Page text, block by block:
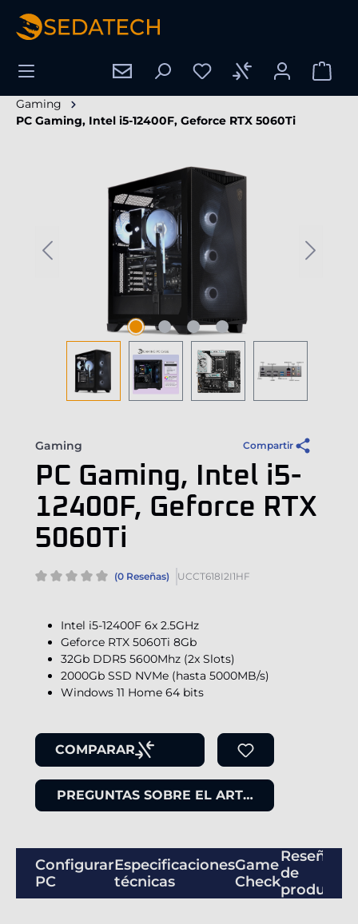
principal
Gaming
PC Gaming, Intel i5-12400F, Geforce RTX 5060Ti
Omitir galería de imágenes
Gaming Compartir
PC Gaming, Intel i5-
12400F, Geforce RTX
5060Ti
(0 Reseñas) UCCT618I2I1HF
Intel i5-12400F 6x 2.5GHz
Geforce RTX 5060Ti 8Gb
32Gb DDR5 5600Mhz (2x Slots)
2000Gb SSD NVMe (hasta 5000MB/s)
Windows 11 Home 64 bits
COMPARAR
PREGUNTAS SOBRE EL ARTÍCULO
Configurar
PC
Especificaciones
técnicas
Game
Check
Reseñas
de
productos